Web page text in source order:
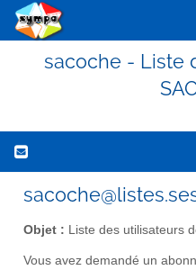
sacoche - Liste
Objet : Liste des utilisateurs
Vous avez demandé un